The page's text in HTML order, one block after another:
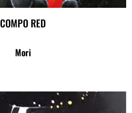
COMPO RED
Mori